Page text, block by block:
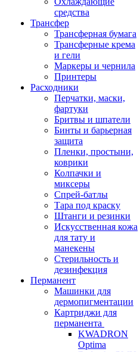
средства
Трансфер
Трансферная бумага
Трансферные крема
и гели
Маркеры и чернила
Принтеры
Расходники
Перчатки, маски,
фартуки
Бритвы и шпатели
Бинты и барьерная
защита
Пленки, простыни,
коврики
Колпачки и
миксеры
Спрей-батлы
Тара под краску
Штанги и резинки
Искусственная кожа
для тату и
манекены
Стерильность и
дезинфекция
Перманент
Машинки для
дермопигментации
Картриджи для
перманента
KWADRON
Optima